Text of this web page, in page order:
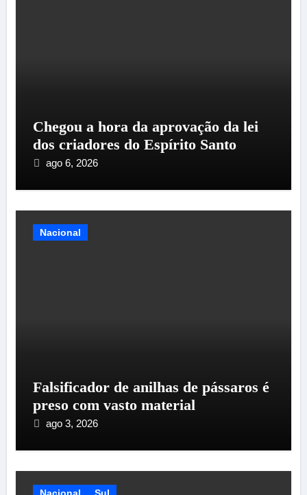
Chegou a hora da aprovação da lei
dos criadores do Espírito Santo
ago 6, 2026
Nacional
Falsificador de anilhas de pássaros é
preso com vasto material
ago 3, 2026
Nacional Sul